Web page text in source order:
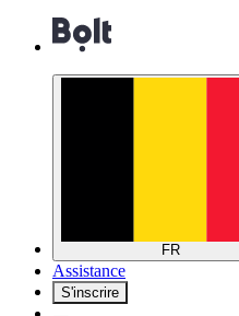
FR
Assistance
S'inscrire